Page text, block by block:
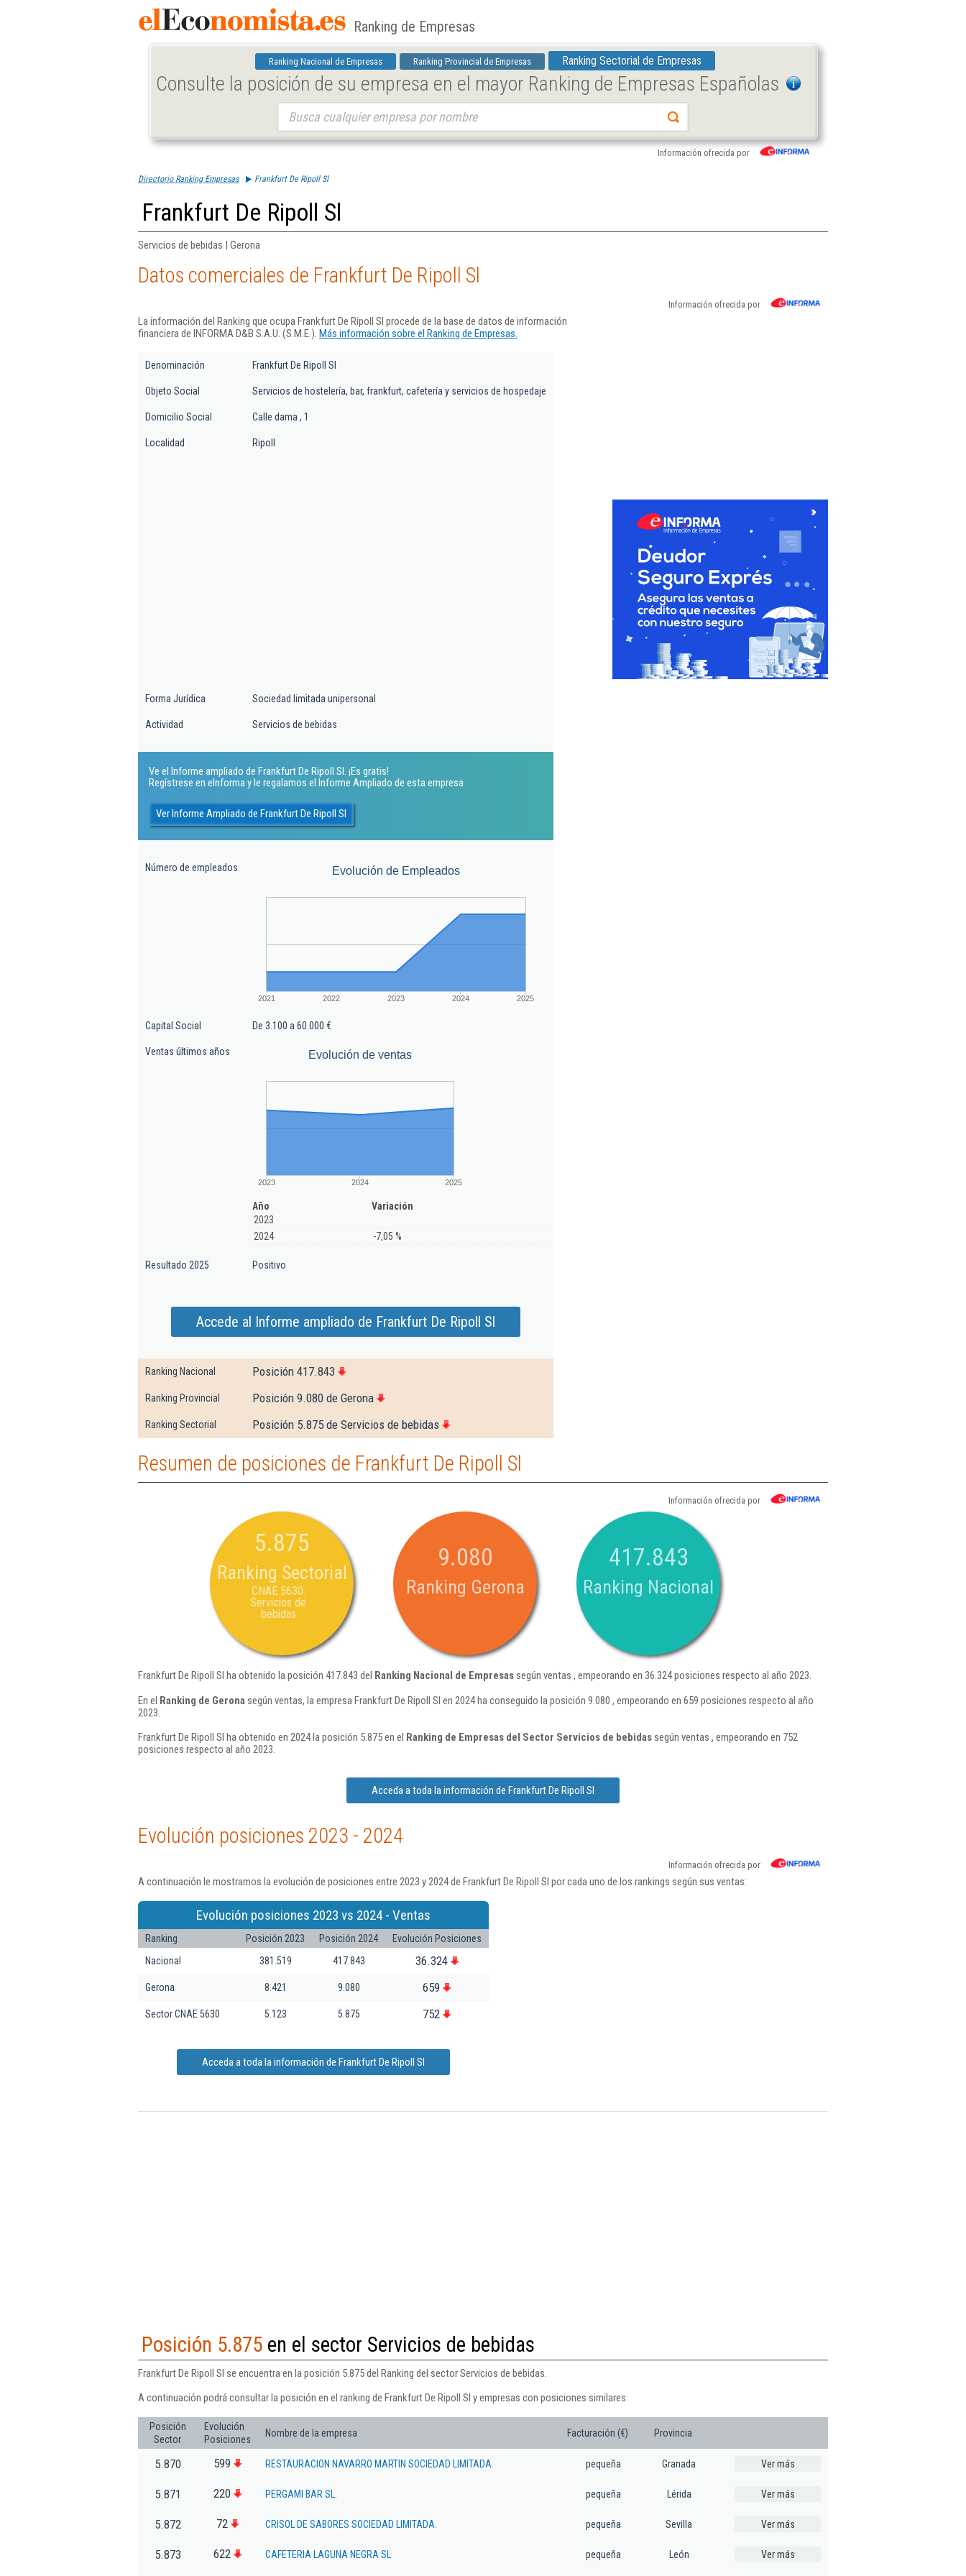
Ranking de Empresas
Ranking Nacional de Empresas Ranking Provincial de Empresas Ranking Sectorial de Empresas
Consulte la posición de su empresa en el mayor Ranking de Empresas Españolas
Información ofrecida por
Directorio Ranking Empresas Frankfurt De Ripoll Sl
Frankfurt De Ripoll Sl
Servicios de bebidas | Gerona
Datos comerciales de Frankfurt De Ripoll Sl
Información ofrecida por
La información del Ranking que ocupa Frankfurt De Ripoll Sl procede de la base de datos de información
financiera de INFORMA D&B S.A.U. (S.M.E.). Más información sobre el Ranking de Empresas.
Denominación Frankfurt De Ripoll Sl
Objeto Social Servicios de hostelería, bar, frankfurt, cafetería y servicios de hospedaje
Domicilio Social Calle dama , 1
Localidad Ripoll
Forma Jurídica Sociedad limitada unipersonal
Actividad Servicios de bebidas
Ve el Informe ampliado de Frankfurt De Ripoll Sl. ¡Es gratis!
Regístrese en eInforma y le regalamos el Informe Ampliado de esta empresa
Ver Informe Ampliado de Frankfurt De Ripoll Sl
Número de empleados Evolución de Empleados
2021 2022 2023 2024 2025
Capital Social De 3.100 a 60.000 €
Ventas últimos años Evolución de ventas
2023 2024 2025
Año
Variación
2023
2024
-7,05 %
Resultado 2025 Positivo
Accede al Informe ampliado de Frankfurt De Ripoll Sl
Ranking Nacional Posición 417.843
Ranking Provincial Posición 9.080 de Gerona
Ranking Sectorial Posición 5.875 de Servicios de bebidas
Resumen de posiciones de Frankfurt De Ripoll Sl
Información ofrecida por
5.875
Ranking Sectorial
CNAE 5630:
Servicios de
bebidas
9.080
Ranking Gerona
417.843
Ranking Nacional
Frankfurt De Ripoll Sl ha obtenido la posición 417.843 del Ranking Nacional de Empresassegún ventas , empeorando en 36.324 posiciones respecto al año 2023.
En el Ranking de Gerona según ventas, la empresa Frankfurt De Ripoll Sl en 2024 ha conseguido la posición 9.080 , empeorando en 659 posiciones respecto al año
2023.
Frankfurt De Ripoll Sl ha obtenido en 2024 la posición 5.875 en el Ranking de Empresas del Sector Servicios de bebidassegún ventas , empeorando en 752
posiciones respecto al año 2023.
Acceda a toda la información de Frankfurt De Ripoll Sl
Evolución posiciones 2023 - 2024
Información ofrecida por
A continuación le mostramos la evolución de posiciones entre 2023 y 2024 de Frankfurt De Ripoll Sl por cada uno de los rankings según sus ventas:
Evolución posiciones 2023 vs 2024 - Ventas
Ranking Posición 2023 Posición 2024
Evolución Posiciones
Nacional
381.519 417.843 36.324
Gerona 8.421 9.080 659
Sector CNAE 5630 5.123 5.875 752
Acceda a toda la información de Frankfurt De Ripoll Sl
Posición 5.875 en el sector Servicios de bebidas
Frankfurt De Ripoll Sl se encuentra en la posición 5.875 del Ranking del sector Servicios de bebidas.
A continuación podrá consultar la posición en el ranking de Frankfurt De Ripoll Sl y empresas con posiciones similares:
Posición
Sector
Evolución
Posiciones
Nombre de la empresa Facturación (€) Provincia
5.870 599 RESTAURACION NAVARRO MARTIN SOCIEDAD LIMITADA. pequeña Granada Ver más
5.871 220 PERGAMI BAR SL. pequeña Lérida Ver más
5.872 72 CRISOL DE SABORES SOCIEDAD LIMITADA. pequeña Sevilla Ver más
5.873 622 CAFETERIA LAGUNA NEGRA SL pequeña León Ver más